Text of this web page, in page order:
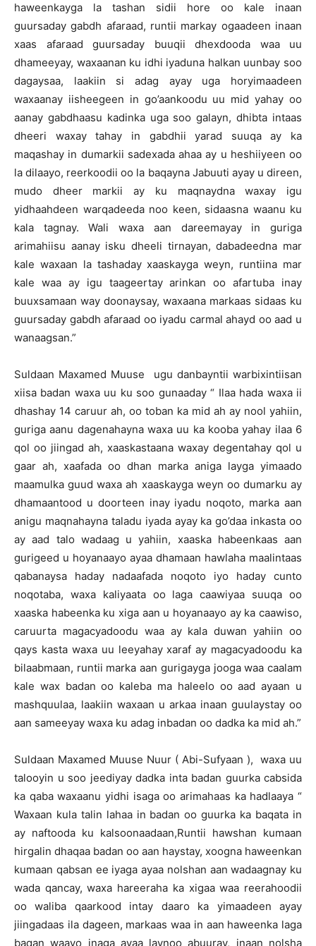
haweenkayga la tashan sidii hore oo kale inaan
guursaday gabdh afaraad, runtii markay ogaadeen inaan
xaas afaraad guursaday buuqii dhexdooda waa uu
dhameeyay, waxaanan ku idhi iyaduna halkan uunbay soo
dagaysaa, laakiin si adag ayay uga horyimaadeen
waxaanay iisheegeen in go’aankoodu uu mid yahay oo
aanay gabdhaasu kadinka uga soo galayn, dhibta intaas
dheeri waxay tahay in gabdhii yarad suuqa ay ka
maqashay in dumarkii sadexada ahaa ay u heshiiyeen oo
la dilaayo, reerkoodii oo la baqayna Jabuuti ayay u direen,
mudo dheer markii ay ku maqnaydna waxay igu
yidhaahdeen warqadeeda noo keen, sidaasna waanu ku
kala tagnay. Wali waxa aan dareemayay in guriga
arimahiisu aanay isku dheeli tirnayan, dabadeedna mar
kale waxaan la tashaday xaaskayga weyn, runtiina mar
kale waa ay igu taageertay arinkan oo afartuba inay
buuxsamaan way doonaysay, waxaana markaas sidaas ku
guursaday gabdh afaraad oo iyadu carmal ahayd oo aad u
wanaagsan.”
Suldaan Maxamed Muuse ugu danbayntii warbixintiisan
xiisa badan waxa uu ku soo gunaaday “ Ilaa hada waxa ii
dhashay 14 caruur ah, oo toban ka mid ah ay nool yahiin,
guriga aanu dagenahayna waxa uu ka kooba yahay ilaa 6
qol oo jiingad ah, xaaskastaana waxay degentahay qol u
gaar ah, xaafada oo dhan marka aniga layga yimaado
maamulka guud waxa ah xaaskayga weyn oo dumarku ay
dhamaantood u doorteen inay iyadu noqoto, marka aan
anigu maqnahayna taladu iyada ayay ka go’daa inkasta oo
ay aad talo wadaag u yahiin, xaaska habeenkaas aan
gurigeed u hoyanaayo ayaa dhamaan hawlaha maalintaas
qabanaysa haday nadaafada noqoto iyo haday cunto
noqotaba, waxa kaliyaata oo laga caawiyaa suuqa oo
xaaska habeenka ku xiga aan u hoyanaayo ay ka caawiso,
caruurta magacyadoodu waa ay kala duwan yahiin oo
qays kasta waxa uu leeyahay xaraf ay magacyadoodu ka
bilaabmaan, runtii marka aan gurigayga jooga waa caalam
kale wax badan oo kaleba ma haleelo oo aad ayaan u
mashquulaa, laakiin waxaan u arkaa inaan guulaystay oo
aan sameeyay waxa ku adag inbadan oo dadka ka mid ah.”
Suldaan Maxamed Muuse Nuur ( Abi-Sufyaan ), waxa uu
talooyin u soo jeediyay dadka inta badan guurka cabsida
ka qaba waxaanu yidhi isaga oo arimahaas ka hadlaaya “
Waxaan kula talin lahaa in badan oo guurka ka baqata in
ay naftooda ku kalsoonaadaan,Runtii hawshan kumaan
hirgalin dhaqaa badan oo aan haystay, xoogna haweenkan
kumaan qabsan ee iyaga ayaa nolshan aan wadaagnay ku
wada qancay, waxa hareeraha ka xigaa waa reerahoodii
oo waliba qaarkood intay daaro ka yimaadeen ayay
jiingadaas ila dageen, markaas waa in aan haweenka laga
baqan waayo inaga ayaa laynoo abuuray, inaan nolsha